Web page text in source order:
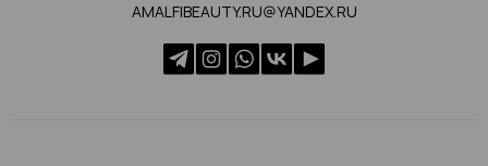
AMALFIBEAUTY.RU@YANDEX.RU